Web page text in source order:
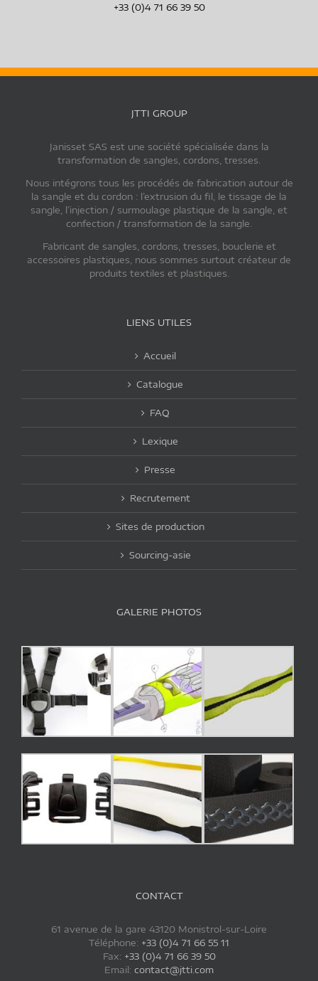
+33 (0)4 71 66 39 50
JTTI GROUP
Janisset SAS est une société spécialisée dans la
transformation de sangles, cordons, tresses.
Nous intégrons tous les procédés de fabrication autour de
la sangle et du cordon : l’extrusion du fil, le tissage de la
sangle, l’injection / surmoulage plastique de la sangle, et
confection / transformation de la sangle.
Fabricant de sangles, cordons, tresses, bouclerie et
accessoires plastiques, nous sommes surtout créateur de
produits textiles et plastiques.
LIENS UTILES
Accueil
Catalogue
FAQ
Lexique
Presse
Recrutement
Sites de production
Sourcing-asie
GALERIE PHOTOS
CONTACT
61 avenue de la gare 43120 Monistrol-sur-Loire
Téléphone: +33 (0)4 71 66 55 11
Fax: +33 (0)4 71 66 39 50
Email: contact@jtti.com